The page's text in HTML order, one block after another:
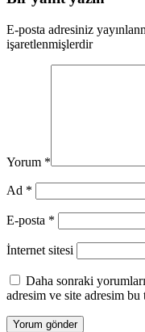
E-posta adresiniz
işaretlenmişlerdir
Yorum *
Ad *
E-posta *
İnternet sitesi
Daha sonraki
adresim ve site adresim bu